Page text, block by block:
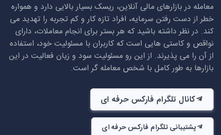
معامله در بازارهای مالی آنلاین، ریسک بسیار بالایی دارد و همواره
خطر از دست رفتن سرمایه، افراد تازه کار و کم تجربه را تهدید می
کند. در نظر داشته باشید که هر بستر برای انجام معاملات، دارای
نواقص و کاستی هایی است که کاربران با مسئولیت خود، استفاده
از آن را می پذیرند. از این رو مسئولیت سود و زیان فعالیت در این
بازارها به طور کامل با شخص معامله گر است.
کانال تلگرام فارکس حرفه ای
پشتیبانی تلگرام فارکس حرفه ای